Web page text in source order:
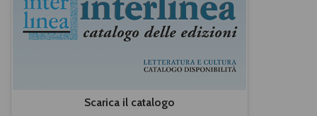
Scarica il catalogo